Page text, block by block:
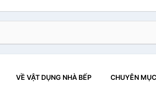
VỀ VẬT DỤNG NHÀ BẾP CHUYÊN MỤC